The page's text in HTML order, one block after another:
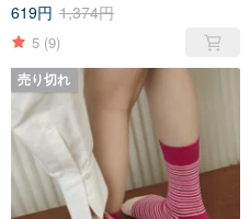
韓国スタイルのかわいいコット
ンソックス男性と女性のカジュ
アルな流行のソックス
619円 1,374円
5 (9)
売り切れ